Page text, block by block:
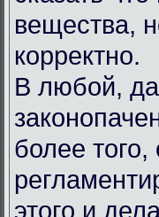
вещества,
корректно.
В любой,
более того,
этого и